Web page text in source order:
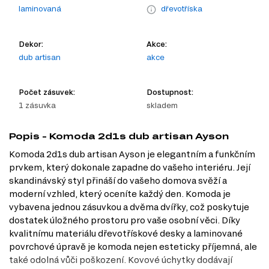
laminovaná dřevotříska
Dekor:
dub artisan
Akce:
akce
Počet zásuvek:
1 zásuvka
Dostupnost:
skladem
Popis - Komoda 2d1s dub artisan Ayson
Komoda 2d1s dub artisan Ayson je elegantním a funkčním
prvkem, který dokonale zapadne do vašeho interiéru. Její
skandinávský styl přináší do vašeho domova svěží a
moderní vzhled, který oceníte každý den. Komoda je
vybavena jednou zásuvkou a dvěma dvířky, což poskytuje
dostatek úložného prostoru pro vaše osobní věci. Díky
kvalitnímu materiálu dřevotřískové desky a laminované
povrchové úpravě je komoda nejen esteticky příjemná, ale
také odolná vůči poškození. Kovové úchytky dodávají